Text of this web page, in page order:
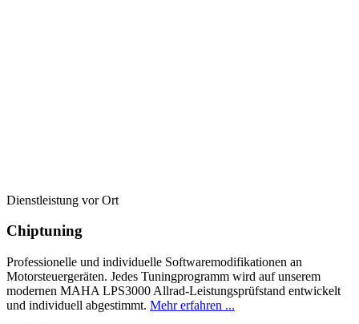
Dienstleistung vor Ort
Chiptuning
Professionelle und individuelle Softwaremodifikationen an
Motorsteuergeräten. Jedes Tuningprogramm wird auf unserem
modernen MAHA LPS3000 Allrad-Leistungsprüfstand entwickelt
und individuell abgestimmt. Mehr erfahren ...